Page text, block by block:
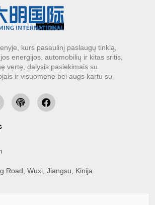
kurs pasaulinį paslaugų tinklą,
energijos, automobilių ir kitas sritis,
vertę, dalysis pasiekimais su
ir visuomene bei augs kartu su
Road, Wuxi, Jiangsu, Kinija